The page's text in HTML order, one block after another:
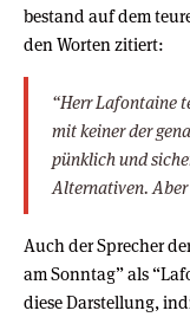
bestand auf dem
den Worten zitiert:
“Herr Lafontaine
mit keiner der
pünklich und
Alternativen. Aber
Auch der Sprecher
am Sonntag” als
diese Darstellung,